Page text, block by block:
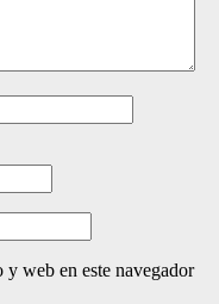
web en este navegador